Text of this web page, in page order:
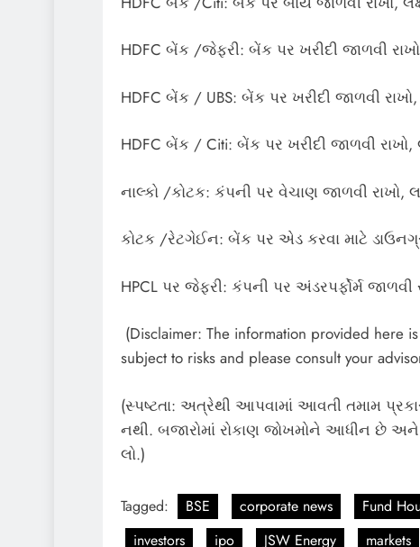
HDFC બેંક /જેફરી: બેંક પર ખરીદી જાળવી
HDFC બેંક / UBS: બેંક પર ખરીદી જાળવી
HDFC બેંક / Citi: બેંક પર ખરીદી જાળવી
નાલ્કો /કોટક: કંપની પર વેચાણ જાળવી રાખો,
કોટક /રેટગેઈન: બેંક પર એડ કરવા માટે
HPCL પર જેફરી: કંપની પર અંડરપર્ફોર્મ
(Disclaimer: The information provided here
subject to risks and please consult your
(સ્પષ્ટતા: અત્રેથી આપવામાં આવતી તમામ
નથી. બજારોમાં રોકાણ જોખમોને આધીન છે અને
લો.)
Tagged: BSE corporate news Fund
investors
ipo JSW Energy markets